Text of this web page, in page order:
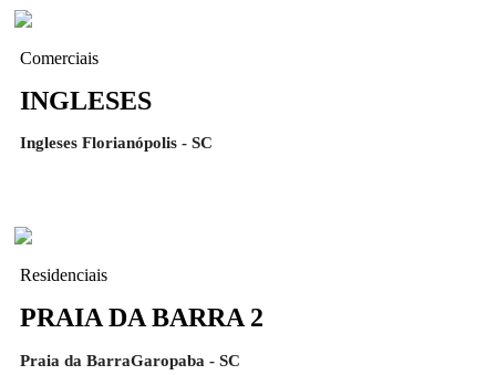
Comerciais
INGLESES
Ingleses Florianópolis - SC
Residenciais
PRAIA DA BARRA 2
Praia da BarraGaropaba - SC